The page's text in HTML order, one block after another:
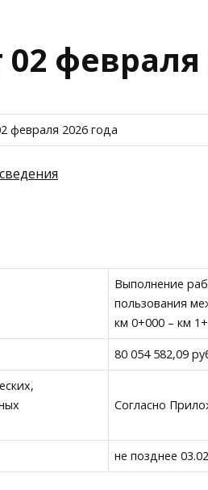
февраля
февраля 2026 года
Выполнение
пользования
км 0+000 – км
80 054 582,09
Согласно
не позднее